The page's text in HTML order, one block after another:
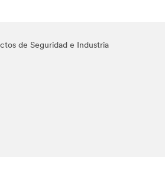
de Seguridad e Industria